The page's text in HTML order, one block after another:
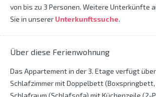
von bis zu 3 Personen. Weitere Unterkünfte
Sie in unserer Unterkunftssuche.
Über diese Ferienwohnung
Das Appartement in der 3. Etage verfügt
Schlafzimmer mit Doppelbett (Boxspringbett,
Schlafraum (Schlafsofa) mit Küchenzeile (2-